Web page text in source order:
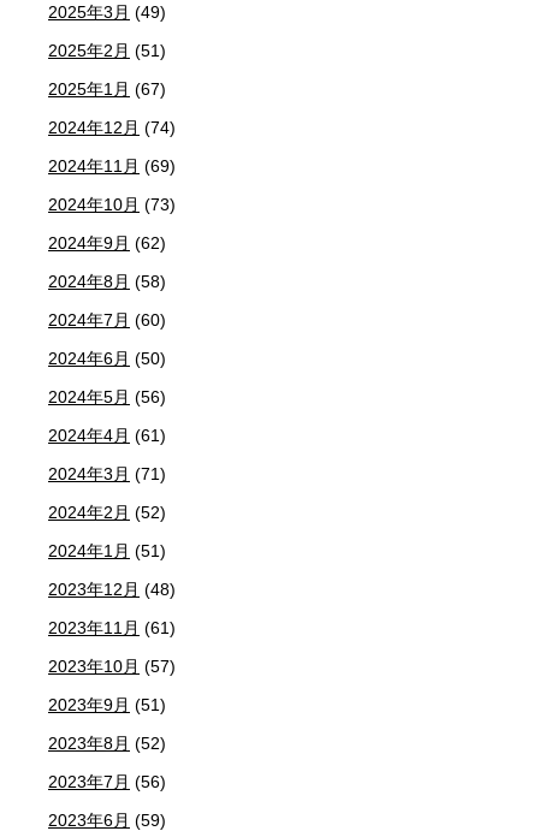
2025年3月 (49)
2025年2月 (51)
2025年1月 (67)
2024年12月 (74)
2024年11月 (69)
2024年10月 (73)
2024年9月 (62)
2024年8月 (58)
2024年7月 (60)
2024年6月 (50)
2024年5月 (56)
2024年4月 (61)
2024年3月 (71)
2024年2月 (52)
2024年1月 (51)
2023年12月 (48)
2023年11月 (61)
2023年10月 (57)
2023年9月 (51)
2023年8月 (52)
2023年7月 (56)
2023年6月 (59)